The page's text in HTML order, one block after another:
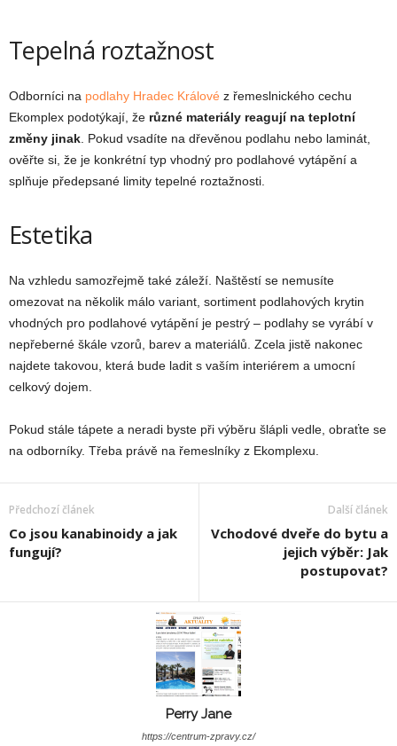
Tepelná roztažnost
Odborníci na podlahy Hradec Králové z řemeslnického cechu
Ekomplex podotýkají, že různé materiály reagují na teplotní
změny jinak. Pokud vsadíte na dřevěnou podlahu nebo laminát,
ověřte si, že je konkrétní typ vhodný pro podlahové vytápění a
splňuje předepsané limity tepelné roztažnosti.
Estetika
Na vzhledu samozřejmě také záleží. Naštěstí se nemusíte
omezovat na několik málo variant, sortiment podlahových krytin
vhodných pro podlahové vytápění je pestrý – podlahy se vyrábí v
nepřeberné škále vzorů, barev a materiálů. Zcela jistě nakonec
najdete takovou, která bude ladit s vaším interiérem a umocní
celkový dojem.
Pokud stále tápete a neradi byste při výběru šlápli vedle, obraťte se
na odborníky. Třeba právě na řemeslníky z Ekomplexu.
Předchozí článek
Co jsou kanabinoidy a jak
fungují?
Další článek
Vchodové dveře do bytu a
jejich výběr: Jak
postupovat?
Perry Jane
https://centrum-zpravy.cz/